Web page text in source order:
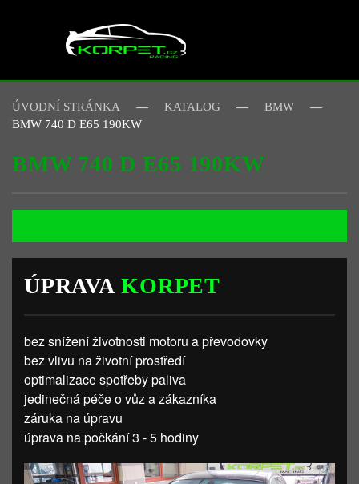
Skip to main content
ÚVODNÍ STRÁNKA KATALOG
BMW
BMW 740 D E65 190KW
BMW 740 D E65 190KW
ÚPRAVAKORPET
bez snížení životnosti motoru a převodovky
bez vlivu na životní prostředí
optimalizace spotřeby paliva
jedinečná péče o vůz a zákazníka
záruka na úpravu
úprava na počkání 3 - 5 hodiny